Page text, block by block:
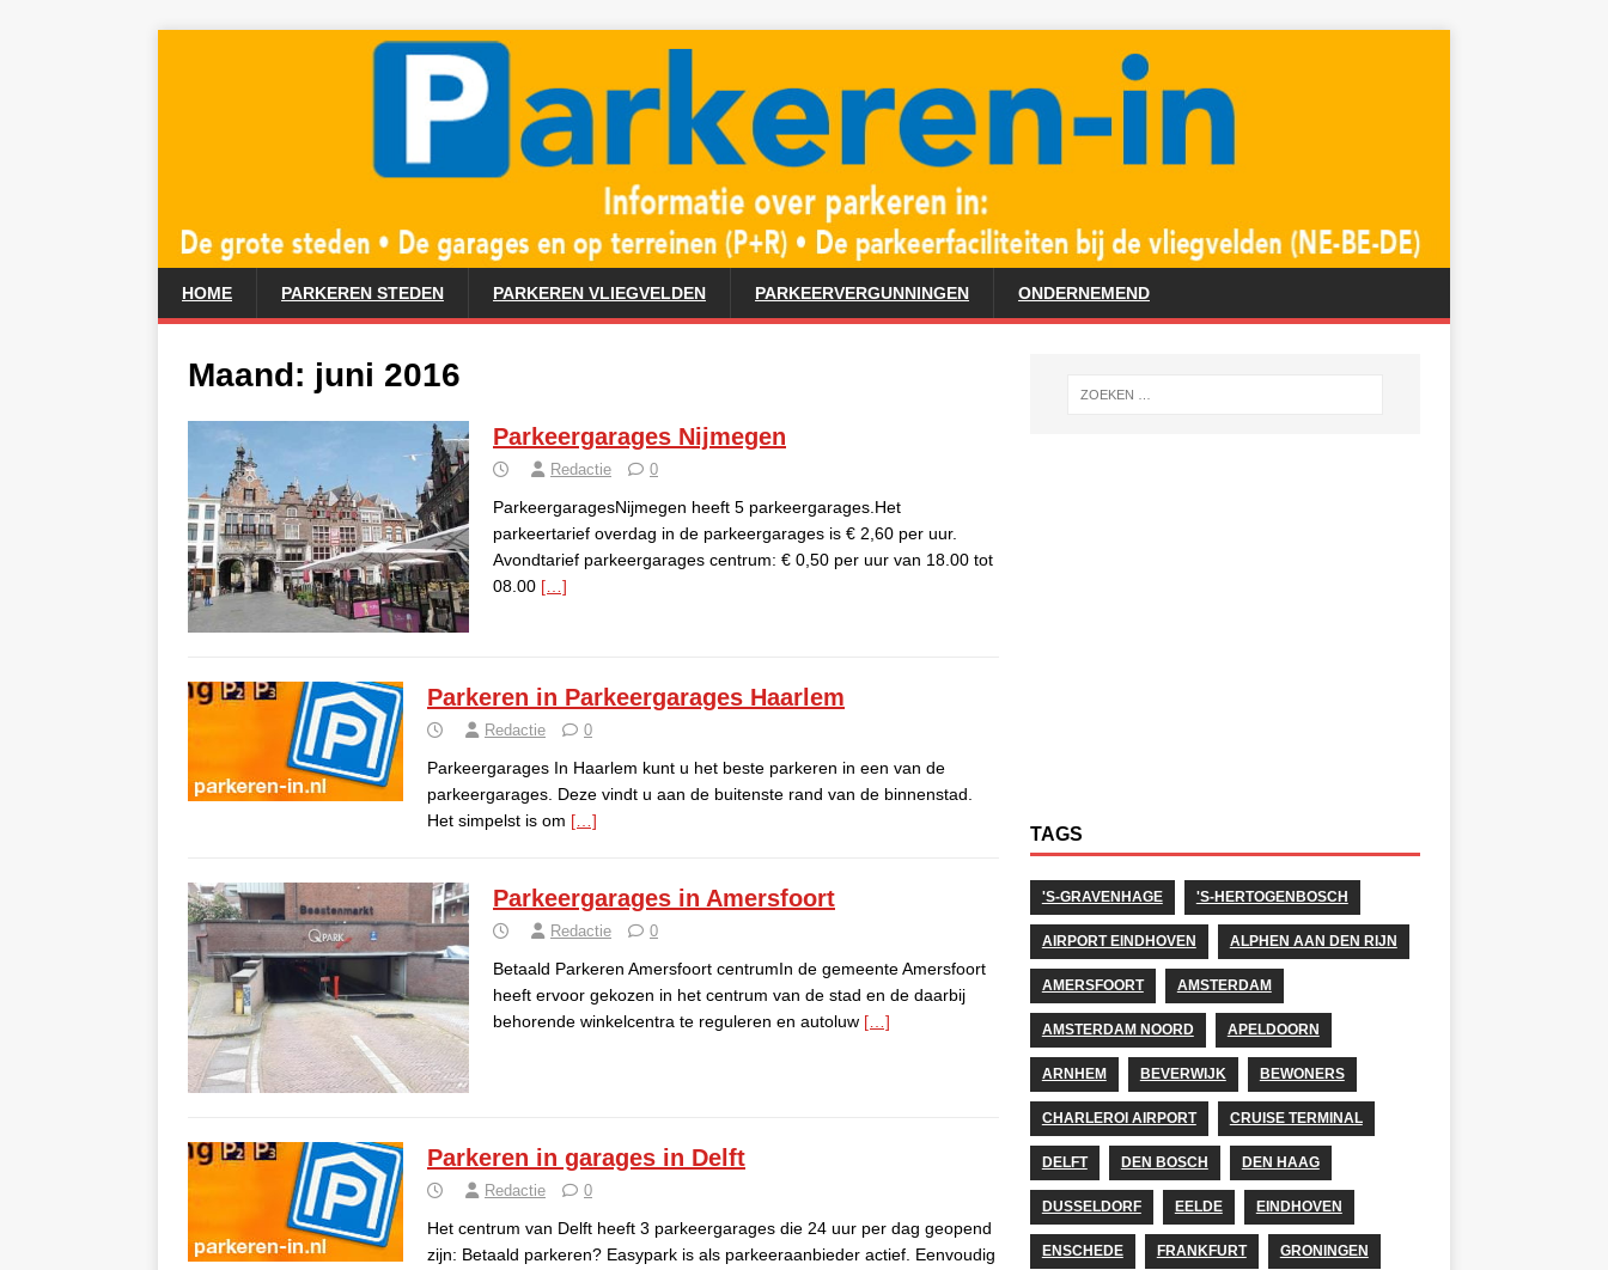
HOME PARKEREN STEDEN PARKEREN VLIEGVELDEN PARKEERVERGUNNINGEN ONDERNEMEND
Maand: juni 2016
Parkeergarages Nijmegen
Redactie 0
ParkeergaragesNijmegen heeft 5 parkeergarages.Het
parkeertarief overdag in de parkeergarages is € 2,60 per uur.
Avondtarief parkeergarages centrum: € 0,50 per uur van 18.00 tot
08.00 […]
Parkeren in Parkeergarages Haarlem
Redactie 0
Parkeergarages In Haarlem kunt u het beste parkeren in een van de
parkeergarages. Deze vindt u aan de buitenste rand van de binnenstad.
Het simpelst is om […]
Parkeergarages in Amersfoort
Redactie 0
Betaald Parkeren Amersfoort centrumIn de gemeente Amersfoort
heeft ervoor gekozen in het centrum van de stad en de daarbij
behorende winkelcentra te reguleren en autoluw […]
Parkeren in garages in Delft
Redactie 0
Het centrum van Delft heeft 3 parkeergarages die 24 uur per dag geopend
zijn: Betaald parkeren? Easypark is als parkeeraanbieder actief. Eenvoudig
TAGS
'S-GRAVENHAGE 'S-HERTOGENBOSCH
AIRPORT EINDHOVEN ALPHEN AAN DEN RIJN
AMERSFOORT AMSTERDAM
AMSTERDAM NOORD APELDOORN
ARNHEM BEVERWIJK BEWONERS
CHARLEROI AIRPORT CRUISE TERMINAL
DELFT DEN BOSCH DEN HAAG
DUSSELDORF EELDE EINDHOVEN
ENSCHEDE FRANKFURT GRONINGEN